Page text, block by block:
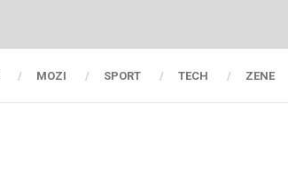
MOZI SPORT TECH ZENE